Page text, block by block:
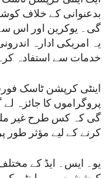
بدعنوانی کے خلاف
گی۔ یوکرین اور اس
یہ امریکی ادارہ
خدمات سے استفادہ
اینٹی کرپشن ٹاسک
پروگراموں کا جائزہ
گی کہ کس طرح غیر
کرنے کے لیے مؤثر طور
یو۔ ایس۔ ایڈ کے